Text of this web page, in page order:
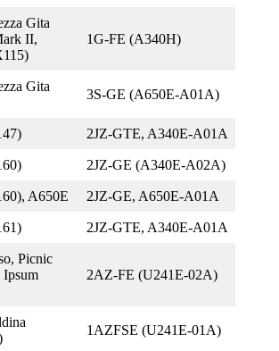
Gita
II,
1G-FE (A340H)
Gita
3S-GE (A650E-A01A)
2JZ-GTE, A340E-A01A
2JZ-GE (A340E-A02A)
A650E 2JZ-GE, A650E-A01A
2JZ-GTE, A340E-A01A
Picnic
2AZ-FE (U241E-02A)
1AZFSE (U241E-01A)